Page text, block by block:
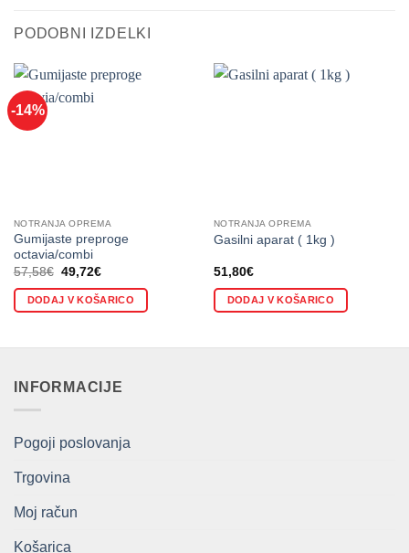
PODOBNI IZDELKI
-14%
NOTRANJA OPREMA
Gumijaste preproge
octavia/combi
57,58€ Izvirna
cena
je
bila:
49,72€Trenutna
je:
49,72€.
DODAJ V KOŠARICO
NOTRANJA OPREMA
Gasilni aparat ( 1kg )
51,80€
DODAJ V KOŠARICO
INFORMACIJE
Pogoji poslovanja
Trgovina
Moj račun
Košarica